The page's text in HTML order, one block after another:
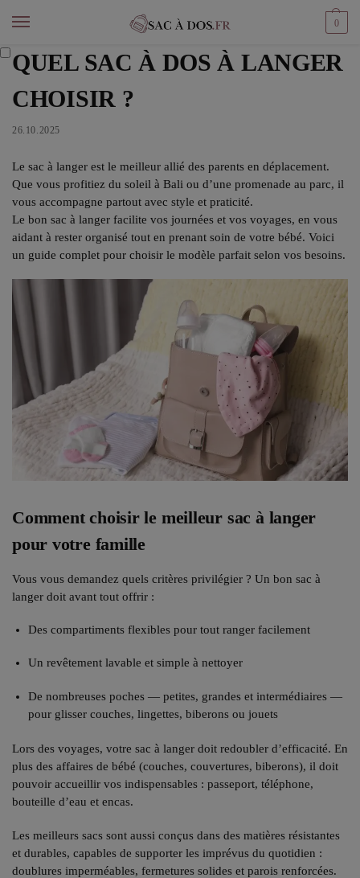
0
QUEL SAC À DOS À LANGER
CHOISIR ?
26.10.2025
Le sac à langer est le meilleur allié des parents en déplacement.
Que vous profitiez du soleil à Bali ou d’une promenade au parc, il
vous accompagne partout avec style et praticité.
Le bon sac à langer facilite vos journées et vos voyages, en vous
aidant à rester organisé tout en prenant soin de votre bébé. Voici
un guide complet pour choisir le modèle parfait selon vos besoins.
Comment choisir le meilleur sac à langer
pour votre famille
Vous vous demandez quels critères privilégier ? Un bon sac à
langer doit avant tout offrir :
Des compartiments flexibles pour tout ranger facilement
Un revêtement lavable et simple à nettoyer
De nombreuses poches — petites, grandes et intermédiaires —
pour glisser couches, lingettes, biberons ou jouets
Lors des voyages, votre sac à langer doit redoubler d’efficacité. En
plus des affaires de bébé (couches, couvertures, biberons), il doit
pouvoir accueillir vos indispensables : passeport, téléphone,
bouteille d’eau et encas.
Les meilleurs sacs sont aussi conçus dans des matières résistantes
et durables, capables de supporter les imprévus du quotidien :
doublures imperméables, fermetures solides et parois renforcées.